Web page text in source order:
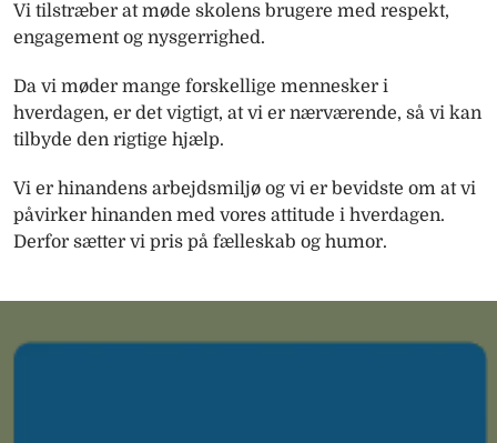
Vi tilstræber at møde skolens brugere med respekt,
engagement og nysgerrighed.
Da vi møder mange forskellige mennesker i
hverdagen, er det vigtigt, at vi er nærværende, så vi kan
tilbyde den rigtige hjælp.
Vi er hinandens arbejdsmiljø og vi er bevidste om at vi
påvirker hinanden med vores attitude i hverdagen.
Derfor sætter vi pris på fælleskab og humor.